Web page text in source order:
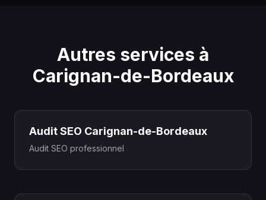
Autres services à
Carignan-de-Bordeaux
Audit SEO Carignan-de-Bordeaux
Audit SEO professionnel